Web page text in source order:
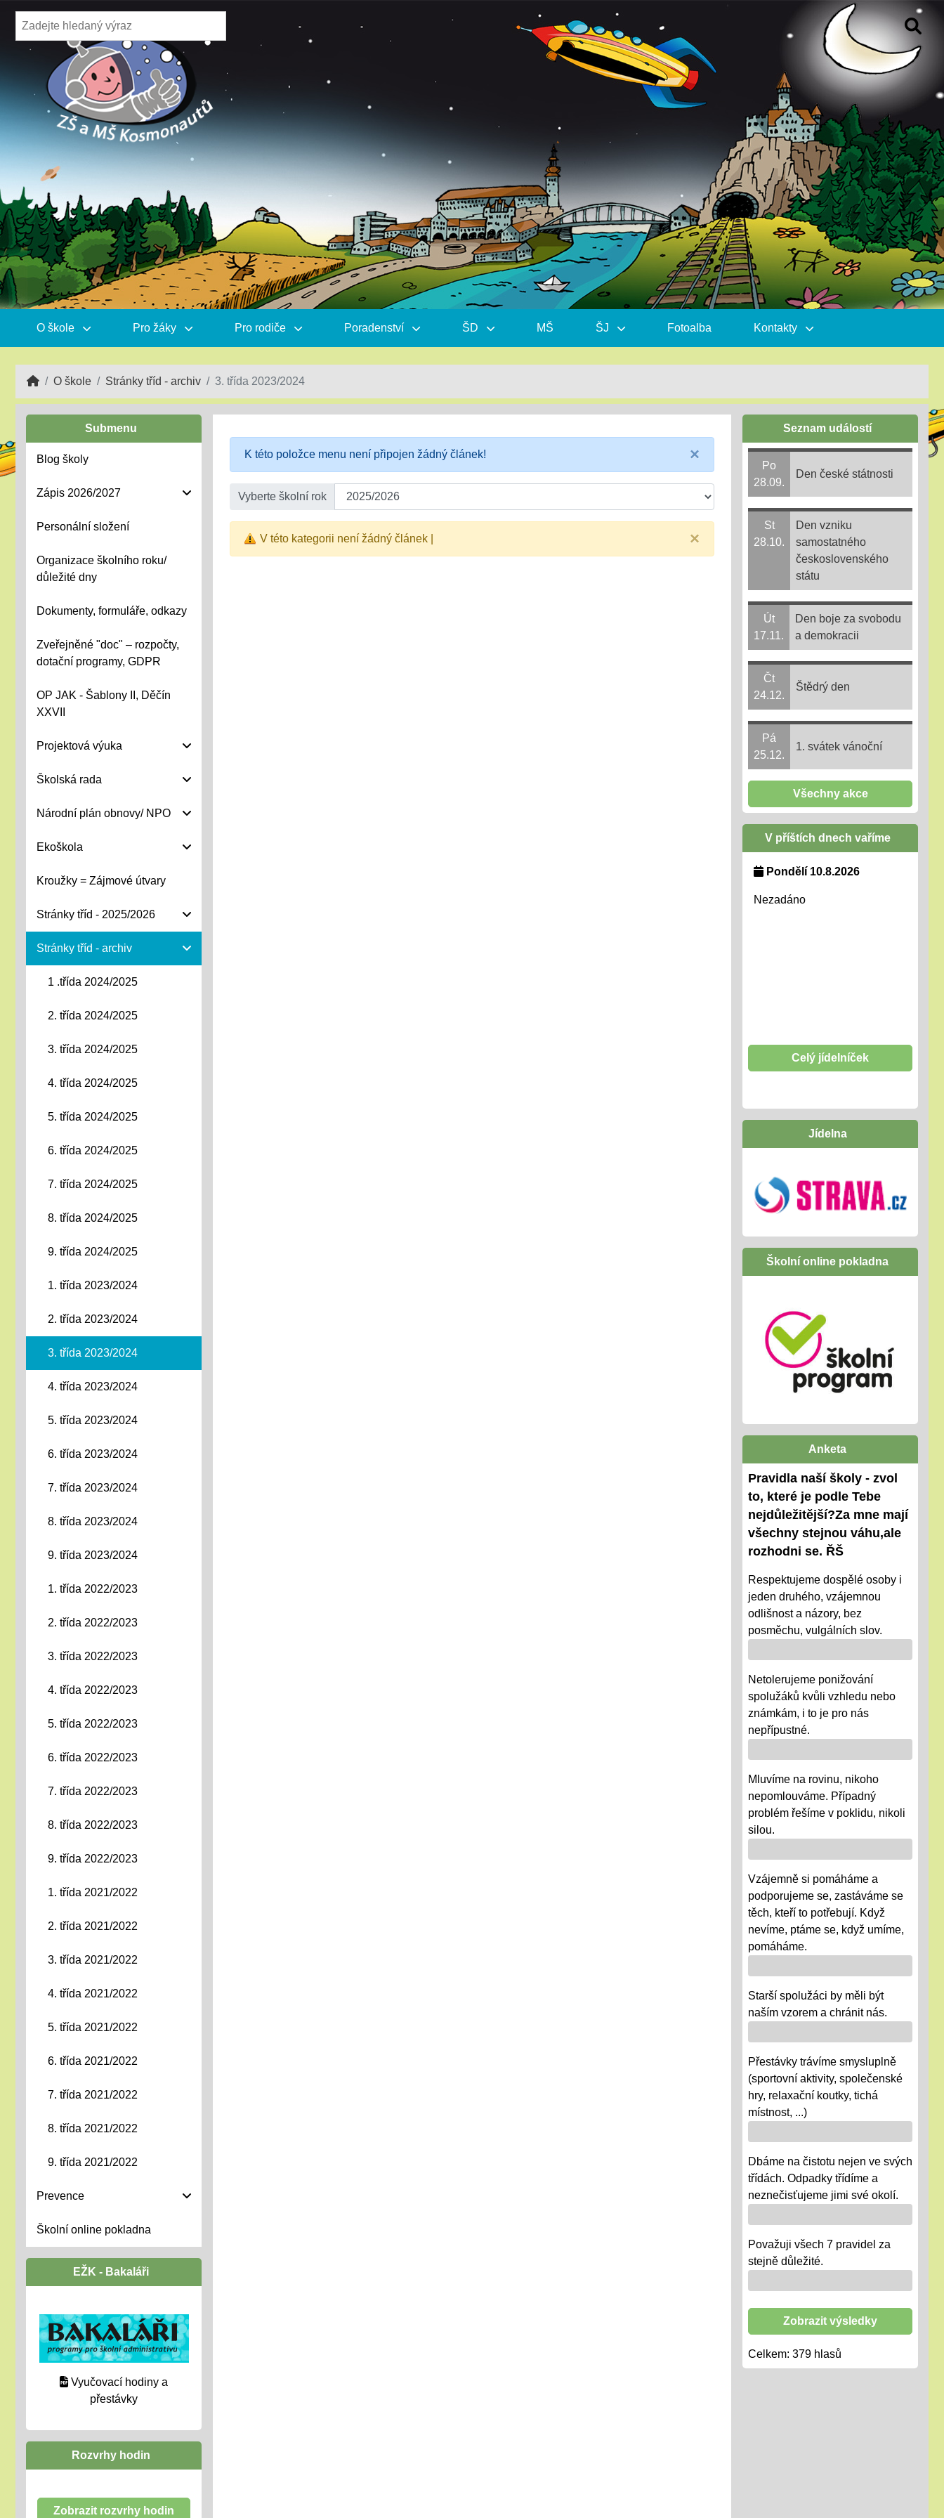
O škole Pro žáky Pro rodiče Poradenství ŠD MŠ ŠJ Fotoalba Kontakty
O škole Stránky tříd - archiv 3. třída 2023/2024
×
K této položce menu není připojen žádný článek!
Vyberte školní rok
×
V této kategorii není žádný článek |
Submenu
Blog školy
Zápis 2026/2027
Personální složení
Organizace školního roku/
důležité dny
Dokumenty, formuláře, odkazy
Zveřejněné "doc" – rozpočty,
dotační programy, GDPR
OP JAK - Šablony II, Děčín
XXVII
Projektová výuka
Školská rada
Národní plán obnovy/ NPO
Ekoškola
Kroužky = Zájmové útvary
Stránky tříd - 2025/2026
Stránky tříd - archiv
1 .třída 2024/2025
2. třída 2024/2025
3. třída 2024/2025
4. třída 2024/2025
5. třída 2024/2025
6. třída 2024/2025
7. třída 2024/2025
8. třída 2024/2025
9. třída 2024/2025
1. třída 2023/2024
2. třída 2023/2024
3. třída 2023/2024
4. třída 2023/2024
5. třída 2023/2024
6. třída 2023/2024
7. třída 2023/2024
8. třída 2023/2024
9. třída 2023/2024
1. třída 2022/2023
2. třída 2022/2023
3. třída 2022/2023
4. třída 2022/2023
5. třída 2022/2023
6. třída 2022/2023
7. třída 2022/2023
8. třída 2022/2023
9. třída 2022/2023
1. třída 2021/2022
2. třída 2021/2022
3. třída 2021/2022
4. třída 2021/2022
5. třída 2021/2022
6. třída 2021/2022
7. třída 2021/2022
8. třída 2021/2022
9. třída 2021/2022
Prevence
Školní online pokladna
EŽK - Bakaláři
Vyučovací hodiny a
přestávky
Rozvrhy hodin
Zobrazit rozvrhy hodin
Seznam událostí
Po
28.09.
Den české státnosti
St
28.10.
Den vzniku
samostatného
československého
státu
Út
17.11.
Den boje za svobodu
a demokracii
Čt
24.12.
Štědrý den
Pá
25.12.
1. svátek vánoční
Všechny akce
V příštích dnech vaříme
Pondělí 10.8.2026
Nezadáno
Celý jídelníček
Jídelna
Školní online pokladna
Anketa
Pravidla naší školy - zvol
to, které je podle Tebe
nejdůležitější?Za mne mají
všechny stejnou váhu,ale
rozhodni se. ŘŠ
Respektujeme dospělé osoby i
jeden druhého, vzájemnou
odlišnost a názory, bez
posměchu, vulgálních slov.
Netolerujeme ponižování
spolužáků kvůli vzhledu nebo
známkám, i to je pro nás
nepřípustné.
Mluvíme na rovinu, nikoho
nepomlouváme. Případný
problém řešíme v poklidu, nikoli
silou.
Vzájemně si pomáháme a
podporujeme se, zastáváme se
těch, kteří to potřebují. Když
nevíme, ptáme se, když umíme,
pomáháme.
Starší spolužáci by měli být
naším vzorem a chránit nás.
Přestávky trávíme smysluplně
(sportovní aktivity, společenské
hry, relaxační koutky, tichá
místnost, ...)
Dbáme na čistotu nejen ve svých
třídách. Odpadky třídíme a
neznečisťujeme jimi své okolí.
Považuji všech 7 pravidel za
stejně důležité.
Zobrazit výsledky
Celkem: 379 hlasů